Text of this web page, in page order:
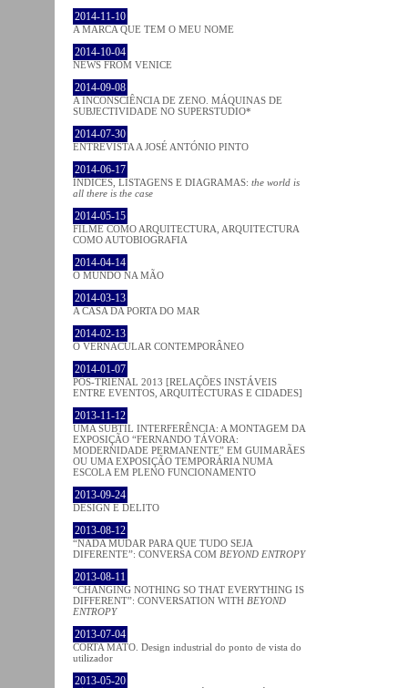
2014-11-10
A MARCA QUE TEM O MEU NOME
2014-10-04
NEWS FROM VENICE
2014-09-08
A INCONSCIÊNCIA DE ZENO. MÁQUINAS DE
SUBJECTIVIDADE NO SUPERSTUDIO*
2014-07-30
ENTREVISTA A JOSÉ ANTÓNIO PINTO
2014-06-17
ÍNDICES, LISTAGENS E DIAGRAMAS: the world is
all there is the case
2014-05-15
FILME COMO ARQUITECTURA, ARQUITECTURA
COMO AUTOBIOGRAFIA
2014-04-14
O MUNDO NA MÃO
2014-03-13
A CASA DA PORTA DO MAR
2014-02-13
O VERNACULAR CONTEMPORÂNEO
2014-01-07
PÓS-TRIENAL 2013 [RELAÇÕES INSTÁVEIS
ENTRE EVENTOS, ARQUITECTURAS E CIDADES]
2013-11-12
UMA SUBTIL INTERFERÊNCIA: A MONTAGEM DA
EXPOSIÇÃO “FERNANDO TÁVORA:
MODERNIDADE PERMANENTE” EM GUIMARÃES
OU UMA EXPOSIÇÃO TEMPORÁRIA NUMA
ESCOLA EM PLENO FUNCIONAMENTO
2013-09-24
DESIGN E DELITO
2013-08-12
“NADA MUDAR PARA QUE TUDO SEJA
DIFERENTE”: CONVERSA COM BEYOND ENTROPY
2013-08-11
“CHANGING NOTHING SO THAT EVERYTHING IS
DIFFERENT”: CONVERSATION WITH BEYOND
ENTROPY
2013-07-04
CORTA MATO. Design industrial do ponto de vista do
utilizador
2013-05-20